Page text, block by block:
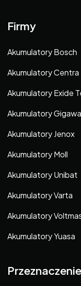
Firmy
Akumulatory Bosch
Akumulatory Centra
Akumulatory Exide
Akumulatory
Akumulatory Jenox
Akumulatory Moll
Akumulatory Unibat
Akumulatory Varta
Akumulatory
Akumulatory Yuasa
Przeznaczenie